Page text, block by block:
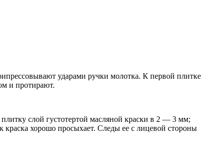
ударами ручки молотка. К первой плитке
и протирают.
слой густотертой масляной краски в 2 — 3 мм;
краска хорошо просыхает. Следы ее с лицевой стороны